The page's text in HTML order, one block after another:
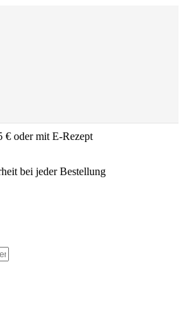
€ oder mit E-Rezept
bei jeder Bestellung